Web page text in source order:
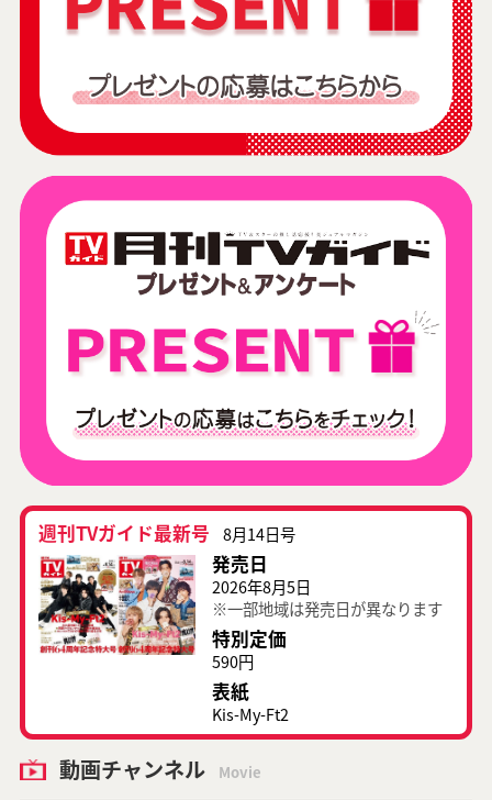
週刊TVガイド最新号 8月14日号
発売日
2026年8月5日
※一部地域は発売日が異なります
特別定価
590円
表紙
Kis-My-Ft2
動画チャンネル Movie